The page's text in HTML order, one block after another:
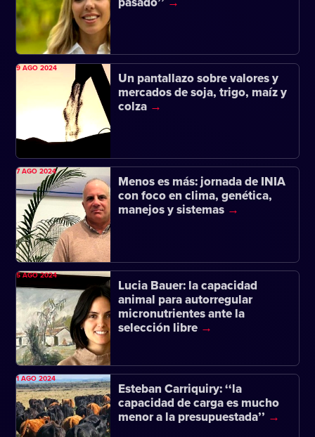
Un pantallazo sobre valores y
mercados de soja, trigo, maíz y
colza
9 AGO 2024
Menos es más: jornada de INIA
con foco en clima, genética,
manejos y sistemas
7 AGO 2024
Lucia Bauer: la capacidad
animal para autorregular
micronutrientes ante la
selección libre
5 AGO 2024
Esteban Carriquiry: ‘‘la
capacidad de carga es mucho
menor a la presupuestada’’
1 AGO 2024